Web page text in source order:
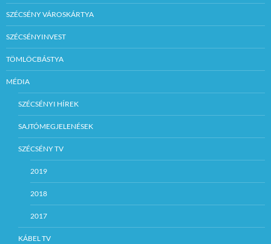
SZÉCSÉNY VÁROSKÁRTYA
SZÉCSÉNYINVEST
TÖMLÖCBÁSTYA
MÉDIA
SZÉCSÉNYI HÍREK
SAJTÓMEGJELENÉSEK
SZÉCSÉNY TV
2019
2018
2017
KÁBEL TV